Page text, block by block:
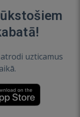
uzticamus